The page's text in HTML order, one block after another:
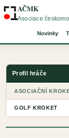
AČMK
Asociace
Novinky
Profil hráče
ASOCIAČNÍ
GOLF KROKET